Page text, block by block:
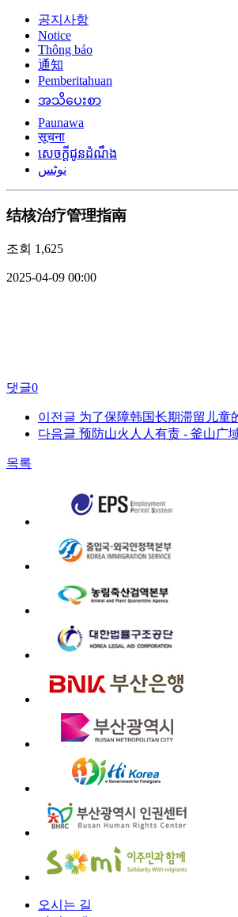
공지사항
Notice
Thông báo
通知
Pemberitahuan
အသိပေးစာ
Paunawa
सूचना
សេចក្តីជូនដំណឹង
نوٹس
结核治疗管理指南
조회 1,625
2025-04-09 00:00
댓글0
이전글 为了保障韩国长期滞留儿童
다음글 预防山火人人有责 - 釜山广
목록
오시는 길